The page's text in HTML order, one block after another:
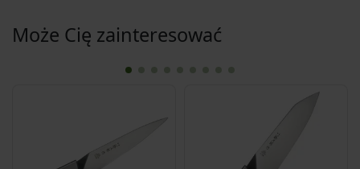
Może Cię zainteresować